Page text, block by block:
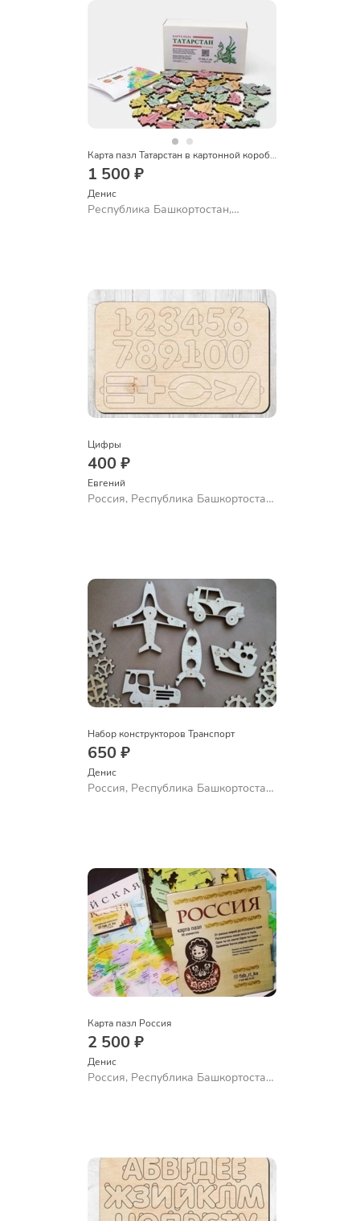
Карта пазл Татарстан в картонной коробке
1 500 ₽
Денис
Республика Башкортостан,
Цифры
400 ₽
Евгений
Россия, Республика Башкортостан,
Набор конструкторов Транспорт
650 ₽
Денис
Россия, Республика Башкортостан,
Карта пазл Россия
2 500 ₽
Денис
Россия, Республика Башкортостан,